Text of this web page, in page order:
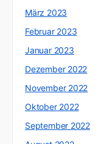
März 2023
Februar 2023
Januar 2023
Dezember 2022
November 2022
Oktober 2022
September 2022